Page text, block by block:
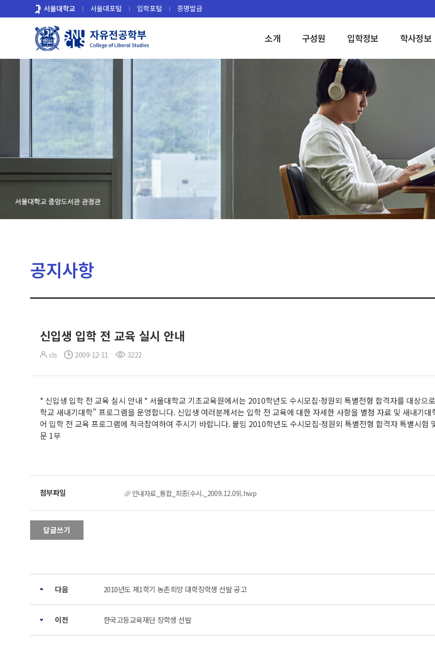
로
서울대학교 서울대포털 입학포털 증명발급
소개 구성원 입학정보 학사정보
공지사항
신입생 입학 전 교육 실시 안내
cls 2009-12-11 3222
* 신입생 입학 전 교육 실시 안내 * 서울대학교 기초교육원에서는 2010학년도 수시모집·정원외 특별전형 합격자를 대상
학교 새내기대학” 프로그램을 운영합니다. 신입생 여러분께서는 입학 전 교육에 대한 자세한 사항을 별첨 자료 및 새내
어 입학 전 교육 프로그램에 적극참여하여 주시기 바랍니다. 붙임 2010학년도 수시모집·정원외 특별전형 합격자 특별시
문 1부
안내자료_통합_최종(수시._2009.12.09).hwp
답글쓰기
다음 2010년도 제1학기 농촌희망 대학장학생 선발 공고
이전 한국고등교육재단 장학생 선발